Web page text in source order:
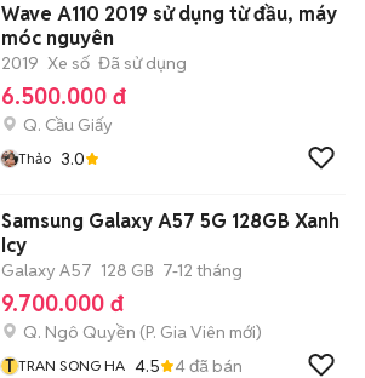
Wave A110 2019 sử dụng từ đầu, máy
móc nguyên
2019 Xe số Đã sử dụng
6.500.000 đ
Q. Cầu Giấy
Thảo 3.0
Samsung Galaxy A57 5G 128GB Xanh
Icy
Galaxy A57 128 GB 7-12 tháng
9.700.000 đ
Q. Ngô Quyền (P. Gia Viên mới)
T TRAN SONG HA 4.5 4đã bán